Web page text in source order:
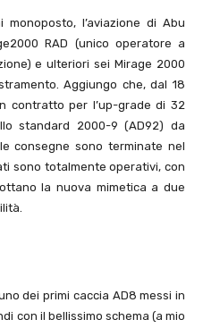
l’aviazione di Abu
RAD (unico operatore a
e ulteriori sei Mirage 2000
Aggiungo che, dal 18
contratto per l’up-grade di 32
standard 2000-9 (AD92) da
consegne sono terminate nel
sono totalmente operativi, con
la nuova mimetica a due
dei primi caccia AD8 messi in
con il bellissimo schema (a mio